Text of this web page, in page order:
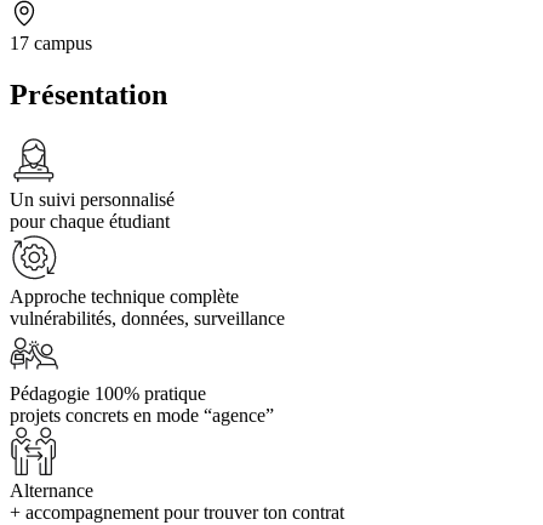
17 campus
Présentation
Un suivi personnalisé
pour chaque étudiant
Approche technique complète
vulnérabilités, données, surveillance
Pédagogie 100% pratique
projets concrets en mode “agence”
Alternance
+ accompagnement pour trouver ton contrat